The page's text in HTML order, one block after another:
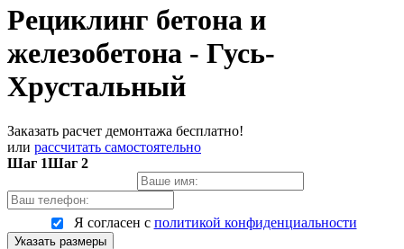
Рециклинг бетона и
железобетона - Гусь-
Хрустальный
Заказать расчет демонтажа бесплатно!
или рассчитать самостоятельно
Шаг 1Шаг 2
Я согласен с политикой конфиденциальности
Указать размеры